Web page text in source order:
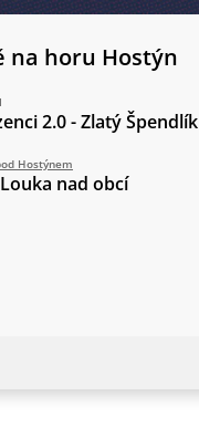
na horu Hostýn
2.0 - Zlatý Špendlík
Hostýnem
nad obcí